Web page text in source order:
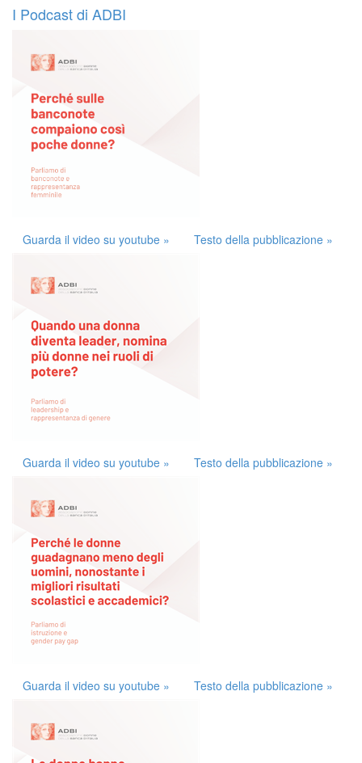
I Podcast di ADBI
Guarda il video su youtube » Testo della pubblicazione »
Guarda il video su youtube » Testo della pubblicazione »
Guarda il video su youtube » Testo della pubblicazione »